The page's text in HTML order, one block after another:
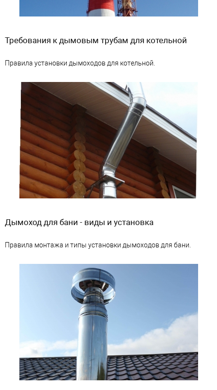
Требования к дымовым трубам для котельной
Правила установки дымоходов для котельной.
Дымоход для бани - виды и установка
Правила монтажа и типы установки дымоходов для бани.